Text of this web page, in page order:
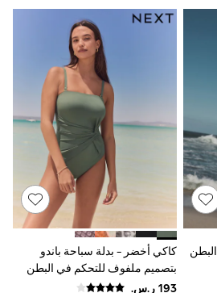
All Girls
كاكي أخضر - بدلة سباحة باندو
بتصميم ملفوف للتحكم في البطن